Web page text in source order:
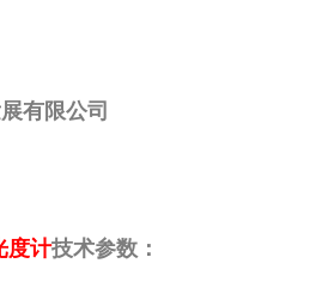
展有限公司
度计技术参数：